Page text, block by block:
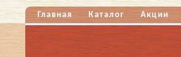
Главная Каталог Акции